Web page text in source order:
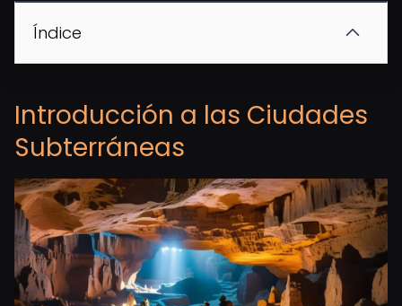
Índice
Introducción a las Ciudades
Subterráneas